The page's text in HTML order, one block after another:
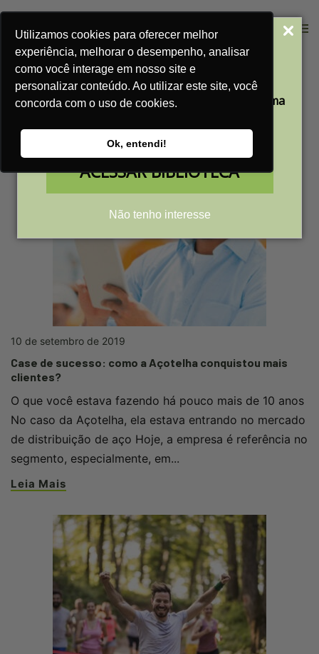
Acesse Nossa
Biblioteca Gratuita
Aprenda a transformar a sua empresa em uma
com nossos conteúdos gratuitos
ACESSAR BIBLIOTECA
Não tenho interesse
Utilizamos cookies para oferecer melhor
experiência, melhorar o desempenho, analisar
como você interage em nosso site e
personalizar conteúdo. Ao utilizar este site, você
concorda com o uso de cookies.
Ok, entendi!
Categorias: Estudos de Caso
Home Blog Estudos de Caso
10 de setembro de 2019
Case de sucesso: como a Açotelha conquistou mais
clientes?
O que você estava fazendo há pouco mais de 10 anos
No caso da Açotelha, ela estava entrando no mercado
de distribuição de aço Hoje, a empresa é referência no
segmento, especialmente, em...
Leia Mais